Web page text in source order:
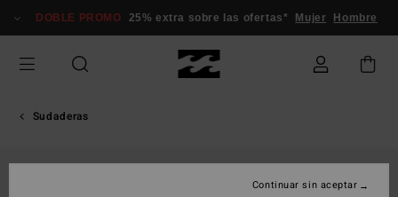
información
DOBLE PROMO 25% extra sobre las ofertas* Mujer Hombre
Sudaderas
Continuar sin aceptar